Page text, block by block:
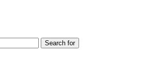
Search for